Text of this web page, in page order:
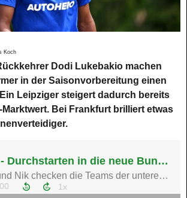
Koch
Dodi Lukebakio machen
in der Saisonvorbereitung einen
Leipziger steigert dadurch bereits
Bei Frankfurt brilliert etwas